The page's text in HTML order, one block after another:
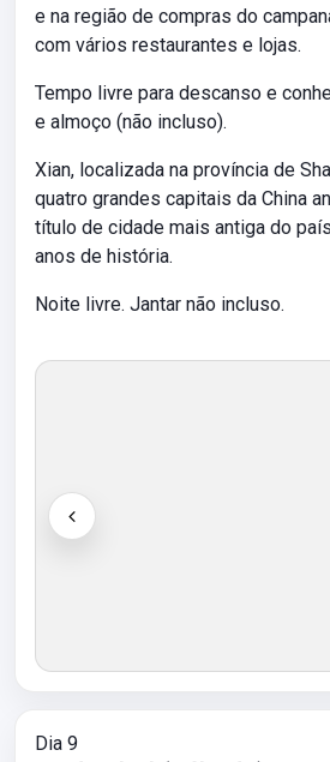
e na região de compras do
com vários restaurantes e lojas.
Tempo livre para descanso e
e almoço (não incluso).
Xian, localizada na província de
quatro grandes capitais da China
título de cidade mais antiga do
anos de história.
Noite livre. Jantar não incluso.
Dia 9